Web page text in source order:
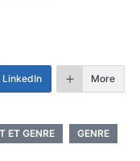
LinkedIn More
ET GENRE GENRE